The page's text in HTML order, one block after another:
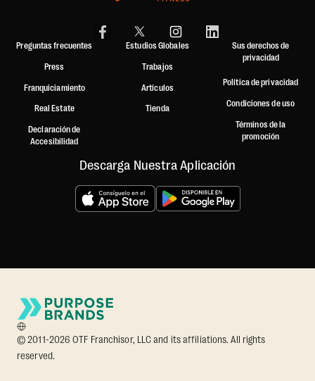
Preguntas frecuentes
Press
Franquiciamiento
Real Estate
Declaración de
Accesibilidad
Estudios Globales
Trabajos
Artículos
Tienda
Sus derechos de
privacidad
Política de privacidad
Condiciones de uso
Términos de la
promoción
Descarga Nuestra Aplicación
© 2011-2026 OTF Franchisor, LLC and its affiliations. All rights
reserved.